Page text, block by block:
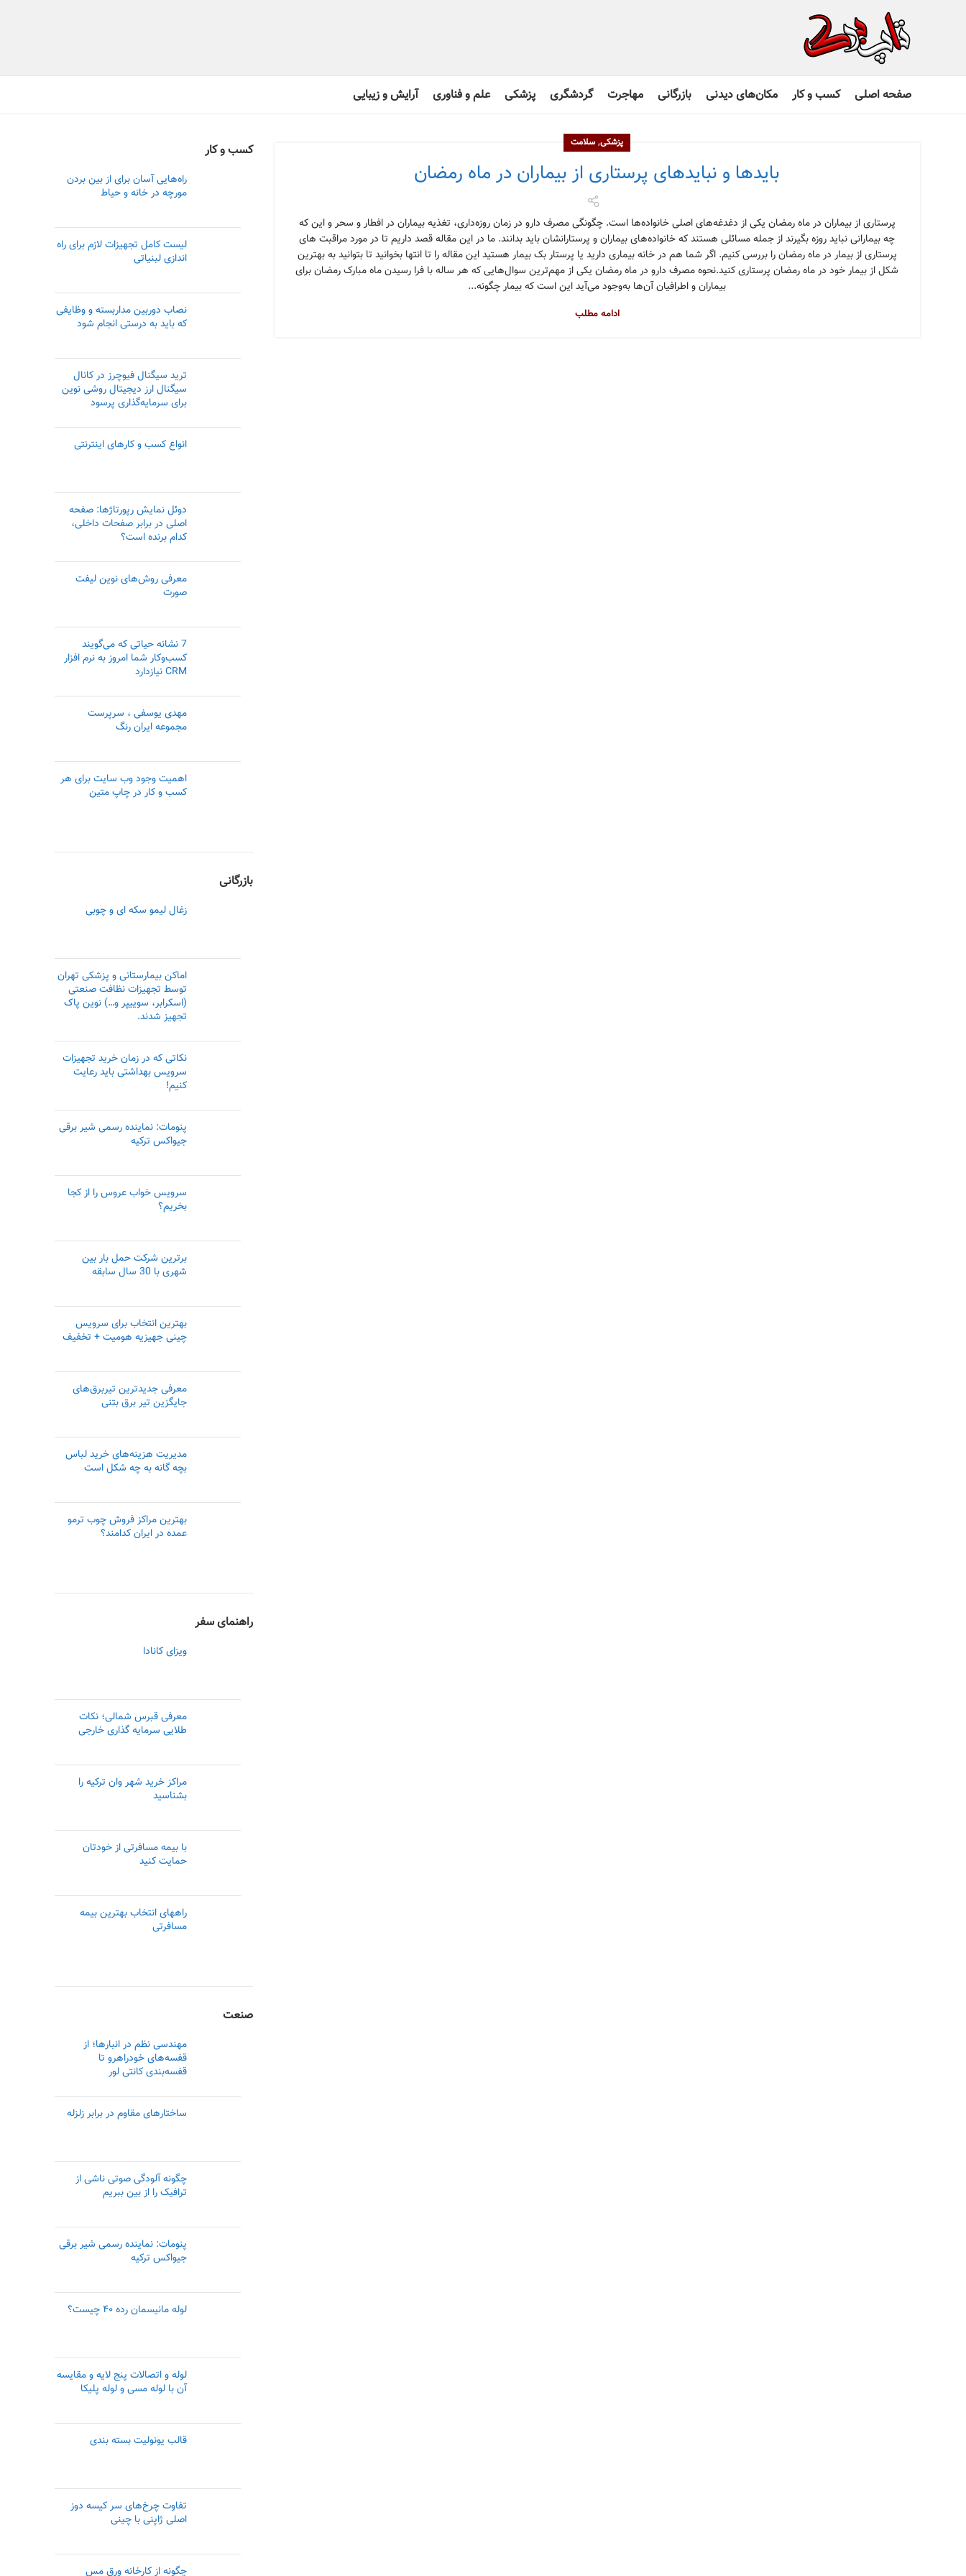
صفحه اصلی کسب و کار مکان‌های دیدنی بازرگانی مهاجرت گردشگری پزشکی علم و فناوری آرایش و زیبایی
پزشکی, سلامت
بایدها و نبایدهای پرستاری از بیماران در ماه رمضان
پرستاری از بیماران در ماه رمضان یکی از دغدغه‌های اصلی خانواده‌ها است. چگونگی مصرف دارو در زمان روزه‌داری، تغذیه بیماران در افطار و سحر و این که
چه بیمارانی نباید روزه بگیرند از جمله مسائلی هستند که خانواده‌های بیماران و پرستارانشان باید بدانند. ما در این مقاله قصد داریم تا در مورد مراقبت های
پرستاری از بیمار در ماه رمضان را بررسی کنیم. اگر شما هم در خانه بیماری دارید یا پرستار بک بیمار هستید این مقاله را تا انتها بخوانید تا بتوانید به بهترین
شکل از بیمار خود در ماه رمضان پرستاری کنید.نحوه‌ مصرف دارو در ماه رمضان یکی از مهم‌ترین سوال‌هایی که هر ساله با فرا رسیدن ماه مبارک رمضان برای
بیماران و اطرافیان آن‌ها به‌وجود می‌آید این است که بیمار چگونه...
ادامه مطلب
کسب و کار
راه‌هایی آسان برای از بین بردن
مورچه در خانه و حیاط
لیست کامل تجهیزات لازم برای راه
اندازی لبنیاتی
نصاب دوربین مداربسته و وظایفی
که باید به درستی انجام شود
ترید سیگنال فیوچرز در کانال
سیگنال ارز دیجیتال روشی نوین
برای سرمایه‌گذاری پرسود
انواع کسب و کار‌های اینترنتی
دوئل نمایش رپورتاژها: صفحه
اصلی در برابر صفحات داخلی،
کدام برنده است؟
معرفی روش‌های نوین لیفت
صورت
7 نشانه حیاتی که می‌گویند
کسب‌وکار شما امروز به نرم افزار
CRM نیازدارد
مهدی یوسفی ، سرپرست
مجموعه ایران رنگ
اهمیت وجود وب سایت برای هر
کسب و کار در چاپ متین
بازرگانی
زغال لیمو سکه ای و چوبی
اماکن بیمارستانی و پزشکی تهران
توسط تجهیزات نظافت صنعتی
(اسکرابر، سوییپر و…) نوین پاک
تجهیز شدند.
نکاتی که در زمان خرید تجهیزات
سرویس بهداشتی باید رعایت
کنیم!
پنومات: نماینده رسمی‌ شیر برقی
جیواکس ترکیه
سرویس خواب عروس را از کجا
بخریم؟
برترین شرکت حمل بار بین
شهری با 30 سال سابقه
بهترین انتخاب برای سرویس
چینی جهیزیه هومیت + تخفیف
معرفی جدیدترین تیربرق‌های
جایگزین تیر برق بتنی
مدیریت هزینه‌های خرید لباس
بچه گانه به چه شکل است
بهترین مراکز فروش چوب ترمو
عمده در ایران کدامند؟
راهنمای سفر
ویزای کانادا
معرفی قبرس شمالی؛ نکات
طلایی سرمایه گذاری خارجی
مراکز خرید شهر وان ترکیه را
بشناسید
با بیمه مسافرتی از خودتان
حمایت کنید
راههای انتخاب بهترین بیمه
مسافرتی
صنعت
مهندسی نظم در انبارها؛ از
قفسه‌های خودراهرو تا
قفسه‌بندی کانتی لور
ساختارهای مقاوم در برابر زلزله
چگونه آلودگی صوتی ناشی از
ترافیک را از بین ببریم
پنومات: نماینده رسمی‌ شیر برقی
جیواکس ترکیه
لوله مانیسمان رده ۴۰ چیست؟
لوله و اتصالات پنج لایه و مقایسه
آن با لوله مسی و لوله پلیکا
قالب یونولیت بسته بندی
تفاوت چرخ‌های سر کیسه دوز
اصلی ژاپنی با چینی
چگونه از کارخانه ورق مس